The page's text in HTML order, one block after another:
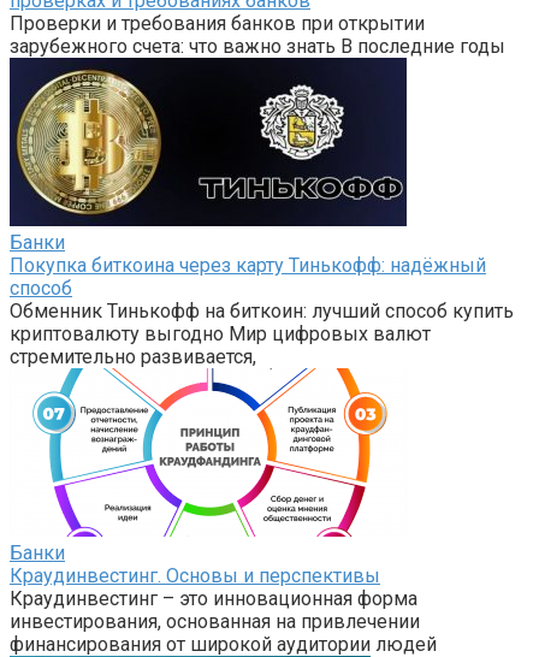
Проверки и требования банков при открытии
зарубежного счета: что важно знать В последние годы
Банки
Покупка биткоина через карту Тинькофф: надёжный
способ
Обменник Тинькофф на биткоин: лучший способ купить
криптовалюту выгодно Мир цифровых валют
стремительно развивается,
Банки
Краудинвестинг. Основы и перспективы
Краудинвестинг – это инновационная форма
инвестирования, основанная на привлечении
финансирования от широкой аудитории людей